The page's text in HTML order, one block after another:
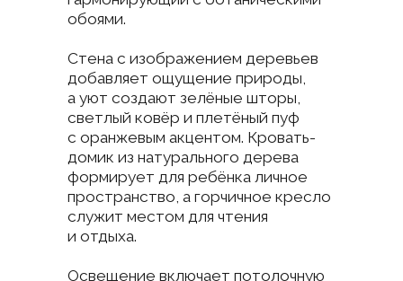
плиткой, создающей ощущение
простора. Центральный элемент —
подвесная тумба с умывальником
и фасадами без ручек,
подчёркивающими минимализм.
Большое зеркало с подсветкой
визуально расширяет
пространство, а точечные
светильники обеспечивают
равномерное освещение. Ванна
с душем отделена лёгкой бежевой
трансформировать зону.